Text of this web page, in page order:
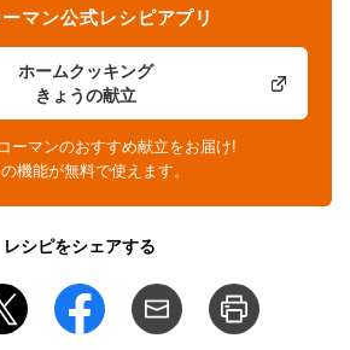
ホームクッキング
きょうの献立
マン公式レシピアプリ
ーマンのおすすめ献立をお届け!
機能が無料で使えます。
レシピをシェアする